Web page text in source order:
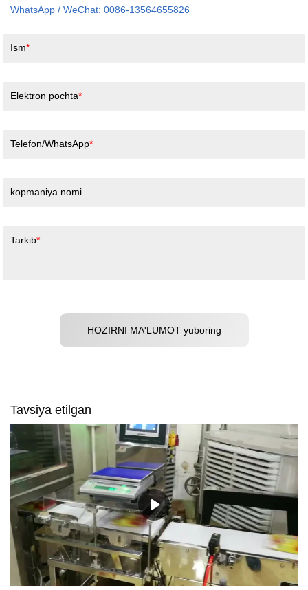
WhatsApp / WeChat: 0086-13564655826
Ism
Elektron pochta
Telefon/WhatsApp
kopmaniya nomi
Tarkib
HOZIRNI MA'LUMOT yuboring
Tavsiya etilgan